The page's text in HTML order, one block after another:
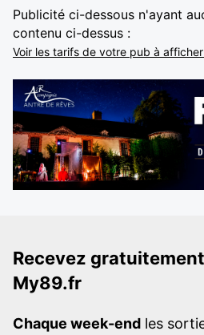
Publicité ci-dessous n'ayant
contenu ci-dessus :
Voir les tarifs de votre pub à
Recevez
My89.fr
Chaque week-end les